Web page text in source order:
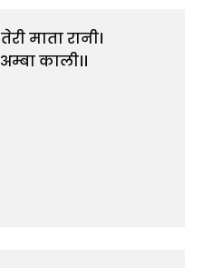
माता रानी।
काली।।